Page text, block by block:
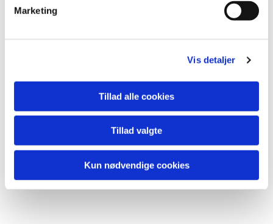
Marketing
Vis detaljer
Tillad alle cookies
Tillad valgte
Kun nødvendige cookies